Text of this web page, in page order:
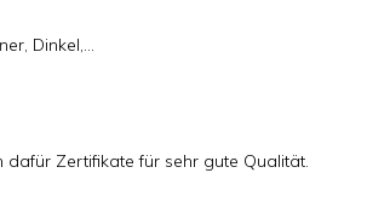
Dinkel,...
Zertifikate für sehr gute Qualität.